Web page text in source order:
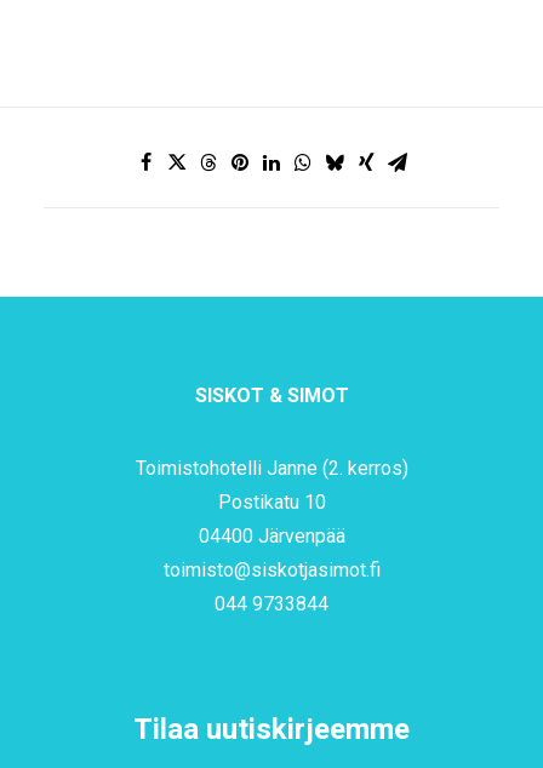
SISKOT & SIMOT
Toimistohotelli Janne (2. kerros)
Postikatu 10
04400 Järvenpää
toimisto@siskotjasimot.fi
044 9733844
Tilaa uutiskirjeemme